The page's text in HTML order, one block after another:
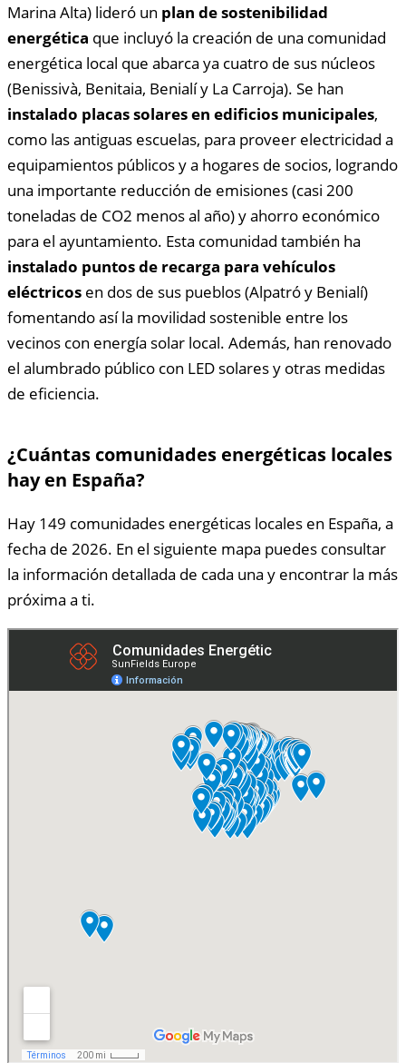
Marina Alta) lideró un plan de sostenibilidad
energética que incluyó la creación de una comunidad
energética local que abarca ya cuatro de sus núcleos
(Benissivà, Benitaia, Benialí y La Carroja). Se han
instalado placas solares en edificios municipales,
como las antiguas escuelas, para proveer electricidad a
equipamientos públicos y a hogares de socios, logrando
una importante reducción de emisiones (casi 200
toneladas de CO2 menos al año) y ahorro económico
para el ayuntamiento. Esta comunidad también ha
instalado puntos de recarga para vehículos
eléctricos en dos de sus pueblos (Alpatró y Benialí)
fomentando así la movilidad sostenible entre los
vecinos con energía solar local. Además, han renovado
el alumbrado público con LED solares y otras medidas
de eficiencia.
¿Cuántas comunidades energéticas locales
hay en España?
Hay 149 comunidades energéticas locales en España, a
fecha de 2026. En el siguiente mapa puedes consultar
la información detallada de cada una y encontrar la más
próxima a ti.